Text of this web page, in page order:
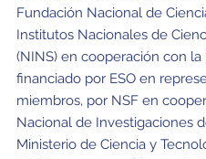
Fundación Nacional de
Institutos Nacionales de
(NINS) en cooperación con
financiado por ESO en
miembros, por NSF en
Nacional de Investigaciones
Ministerio de Ciencia y